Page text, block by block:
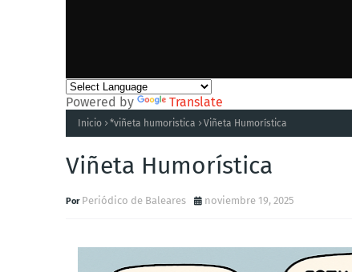
Powered by Translate
Inicio *viñeta humoristica Viñeta Humorística
Viñeta Humorística
Periódico de Baleares noviembre 19, 2025